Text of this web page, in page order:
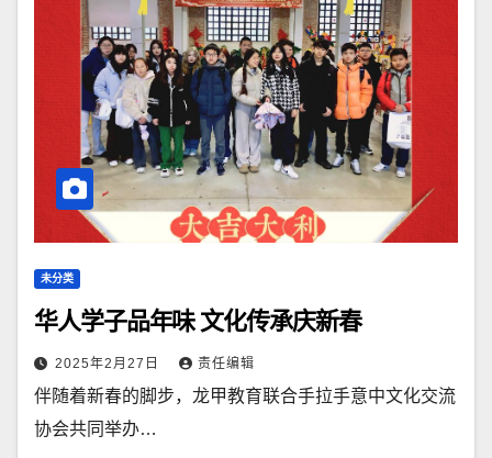
未分类
华人学子品年味 文化传承庆新春
2025年2月27日 责任编辑
伴随着新春的脚步，龙甲教育联合手拉手意中文化交流
协会共同举办…